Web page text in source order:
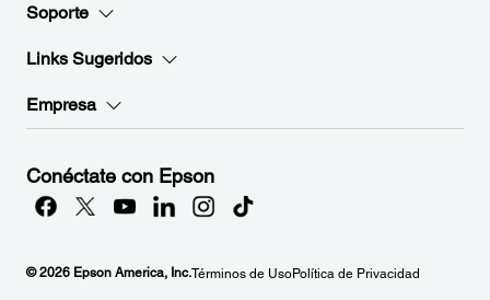
Soporte
Links Sugeridos
Empresa
Conéctate con Epson
© 2026 Epson America, Inc.Términos de UsoPolítica de Privacidad